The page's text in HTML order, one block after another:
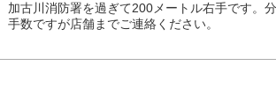
加古川消防署を過ぎて200メートル右手です。
手数ですが店舗までご連絡ください。